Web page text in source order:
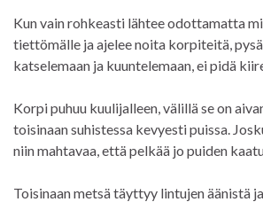
Kun vain rohkeasti lähtee odottamatta
tiettömälle ja ajelee noita korpiteitä,
katselemaan ja kuuntelemaan, ei pidä
Korpi puhuu kuulijalleen, välillä se on
toisinaan suhistessa kevyesti puissa.
niin mahtavaa, että pelkää jo puiden
Toisinaan metsä täyttyy lintujen äänistä